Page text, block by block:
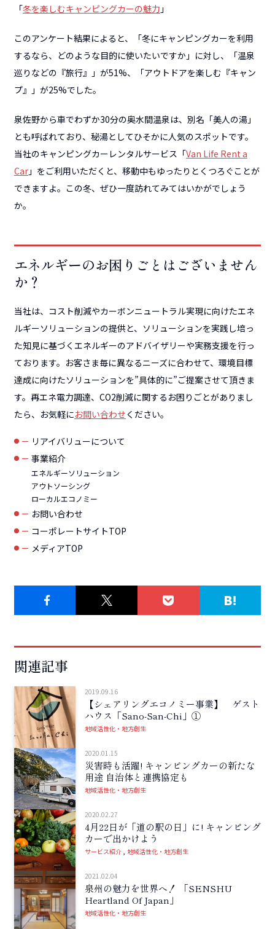
「冬を楽しむキャンピングカーの魅力 」
このアンケート結果によると、「冬にキャンピングカーを利用
するなら、どのような目的に使いたいですか」に対し、「温泉
巡りなどの『旅行』」が51%、「アウトドアを楽しむ『キャン
プ』」が25%でした。
泉佐野から車でわずか30分の奥水間温泉は、別名「美人の湯」
とも呼ばれており、秘湯としてひそかに人気のスポットです。
当社のキャンピングカーレンタルサービス「Van Life Rent a
Car」をご利用いただくと、移動中もゆったりとくつろぐことが
できますよ。この冬、ぜひ一度訪れてみてはいかがでしょう
か。
エネルギーのお困りごとはございません
か？
当社は、コスト削減やカーボンニュートラル実現に向けたエネ
ルギーソリューションの提供と、ソリューションを実践し培っ
た知見に基づくエネルギーのアドバイザリーや実務支援を行っ
ております。お客さま毎に異なるニーズに合わせて、環境目標
達成に向けたソリューションを”具体的に”ご提案させて頂きま
す。再エネ電力調達、CO2削減に関するお困りごとがありまし
たら、お気軽にお問い合わせ ください。
リアイバリューについて
事業紹介
エネルギーソリューション
アウトソーシング
ローカルエコノミー
お問い合わせ
コーポレートサイトTOP
メディアTOP
関連記事
2019.09.16
【シェアリングエコノミー事業】 ゲスト
ハウス「Sano-San-Chi」①
地域活性化・地方創生
2020.01.15
災害時も活躍! キャンピングカーの新たな
用途 自治体と連携協定も
地域活性化・地方創生
2020.02.27
4月22日が「道の駅の日」に! キャンピング
カーで出かけよう
サービス紹介 地域活性化・地方創生
2021.02.04
泉州の魅力を世界へ！ 「SENSHU
Heartland Of Japan」
地域活性化・地方創生